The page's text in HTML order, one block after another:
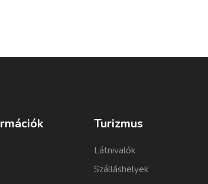
Turizmus
Látnivalók
Szálláshelyek